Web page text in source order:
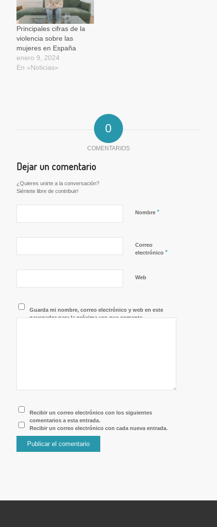
Principales cifras de la
violencia sobre las
mujeres en España
enero 9, 2024
En «Noticias»
0
COMENTARIOS
Dejar un comentario
¿Quieres unirte a la conversación?
Siéntete libre de contribuir!
Nombre *
Correo
electrónico *
Web
Guarda mi nombre, correo electrónico y web en este
navegador para la próxima vez que comente.
Recibir un correo electrónico con los siguientes
comentarios a esta entrada.
Recibir un correo electrónico con cada nueva entrada.